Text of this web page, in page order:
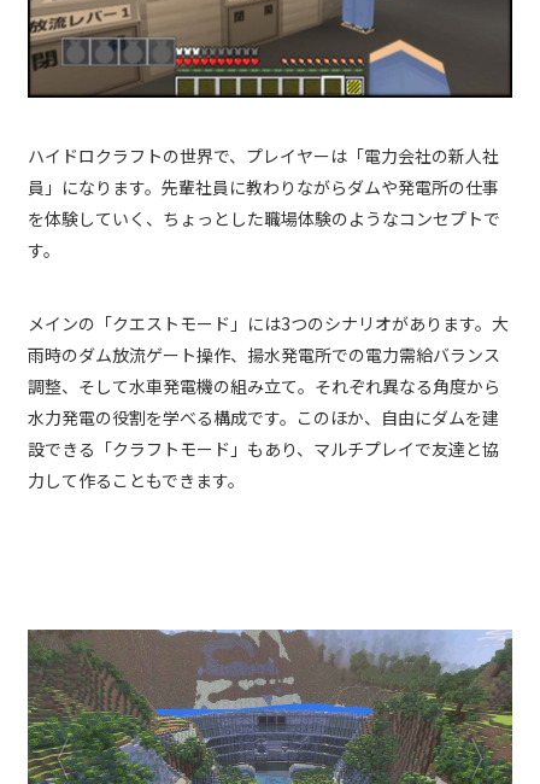
ハイドロクラフトの世界で、プレイヤーは「電力会社の新人社
員」になります。先輩社員に教わりながらダムや発電所の仕事
を体験していく、ちょっとした職場体験のようなコンセプトで
す。
メインの「クエストモード」には3つのシナリオがあります。大
雨時のダム放流ゲート操作、揚水発電所での電力需給バランス
調整、そして水車発電機の組み立て。それぞれ異なる角度から
水力発電の役割を学べる構成です。このほか、自由にダムを建
設できる「クラフトモード」もあり、マルチプレイで友達と協
力して作ることもできます。